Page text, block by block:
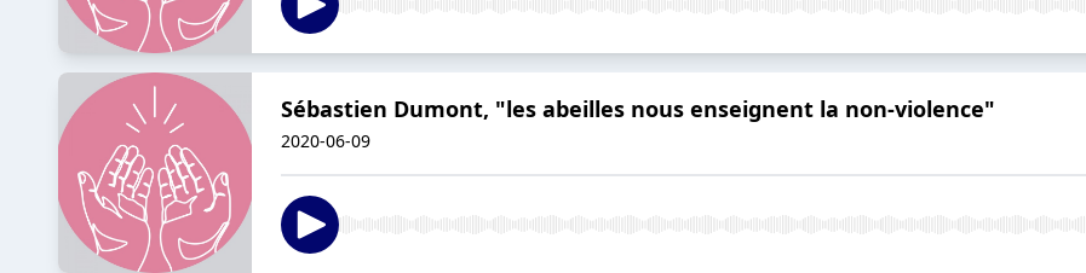
Sébastien Dumont, "les abeilles nous enseignent la non-violence"
2020-06-09